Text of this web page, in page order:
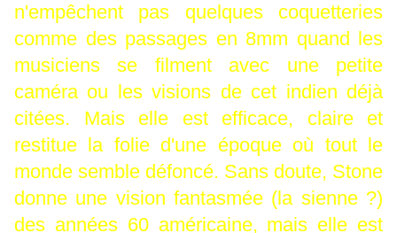
n'empêchent pas quelques coquetteries
comme des passages en 8mm quand les
musiciens se filment avec une petite
caméra ou les visions de cet indien déjà
citées. Mais elle est efficace, claire et
restitue la folie d'une époque où tout le
monde semble défoncé. Sans doute, Stone
donne une vision fantasmée (la sienne ?)
des années 60 américaine, mais elle est